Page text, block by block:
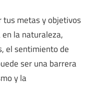
tus metas y objetivos
la naturaleza,
el sentimiento de
ser una barrera
y la